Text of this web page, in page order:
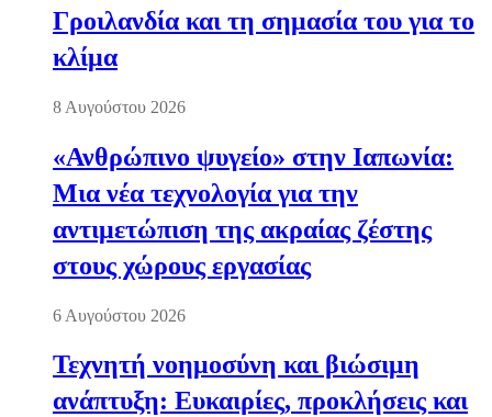
Γροιλανδία και τη σημασία του για το
κλίμα
8 Αυγούστου 2026
«Ανθρώπινο ψυγείο» στην Ιαπωνία:
Μια νέα τεχνολογία για την
αντιμετώπιση της ακραίας ζέστης
στους χώρους εργασίας
6 Αυγούστου 2026
Τεχνητή νοημοσύνη και βιώσιμη
ανάπτυξη: Ευκαιρίες, προκλήσεις και